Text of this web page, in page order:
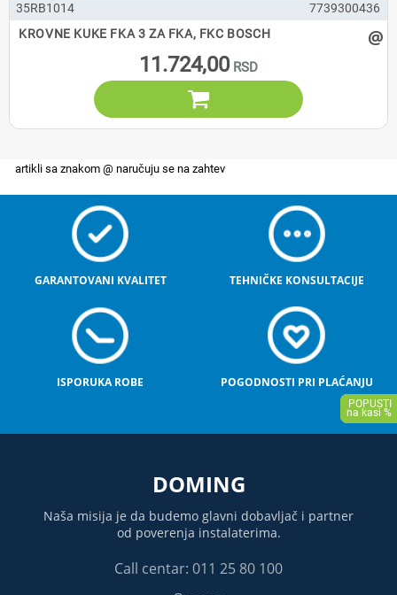
35RB1014
7739300436
KROVNE KUKE FKA 3 ZA FKA, FKC BOSCH
11.724,00
@

GARANTOVANI KVALITET TEHNIČKE KONSULTACIJE
ISPORUKA ROBE POGODNOSTI PRI PLAĆANJU
DOMING
Naša misija je da budemo glavni dobavljač i partner
od poverenja instalaterima.
Call centar: 011 25 80 100